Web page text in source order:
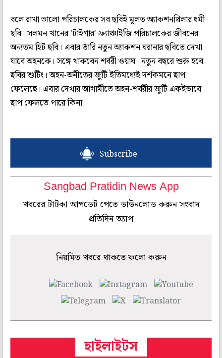
বলে রাখা ভালো পরিচালকের সব ছবিই মূলত অ্যাকশনথ্রিলার ধর্মী
ছবি। সলমন খানের 'টাইগার' ফ্র্যাঞ্চাইজি পরিচালকের জীবনের
অন্যতম হিট ছবি। এবার তাঁরি নতুন অ্যাকশন ঘরানার ছবিতে দেখা
যাবে অহনকে। সঙ্গে থাকবেন শর্বরী ওয়াঘ। নতুন বছরে শুরু হবে
ছবির শুটিং। অহন-অনীতের জুটি ইতিমধ্যেই দর্শকমনে ছাপ
ফেলেছে। এবার দেখার আগামীতে অহন-শর্বরীর জুটি একইভাবে
ছাপ ফেলতে পারে কিনা।
Subscribe
Sangbad Pratidin News App
খবরের টাটকা আপডেট পেতে ডাউনলোড করুন সংবাদ
প্রতিদিন অ্যাপ
নিয়মিত খবরে থাকতে ফলো করুন
হাইলাইটস